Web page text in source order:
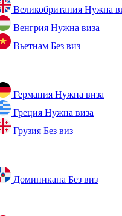
Великобритания Нужна
Венгрия Нужна виза
Вьетнам Без виз
Германия Нужна виза
Греция Нужна виза
Грузия Без виз
Доминикана Без виз